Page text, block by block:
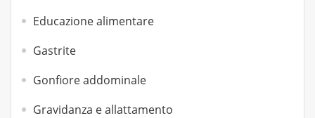
Educazione alimentare
Gastrite
Gonfiore addominale
Gravidanza e allattamento